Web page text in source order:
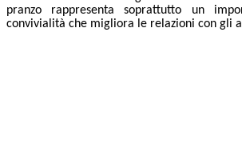
pranzo rappresenta soprattutto un
convivialità che migliora le relazioni con gli